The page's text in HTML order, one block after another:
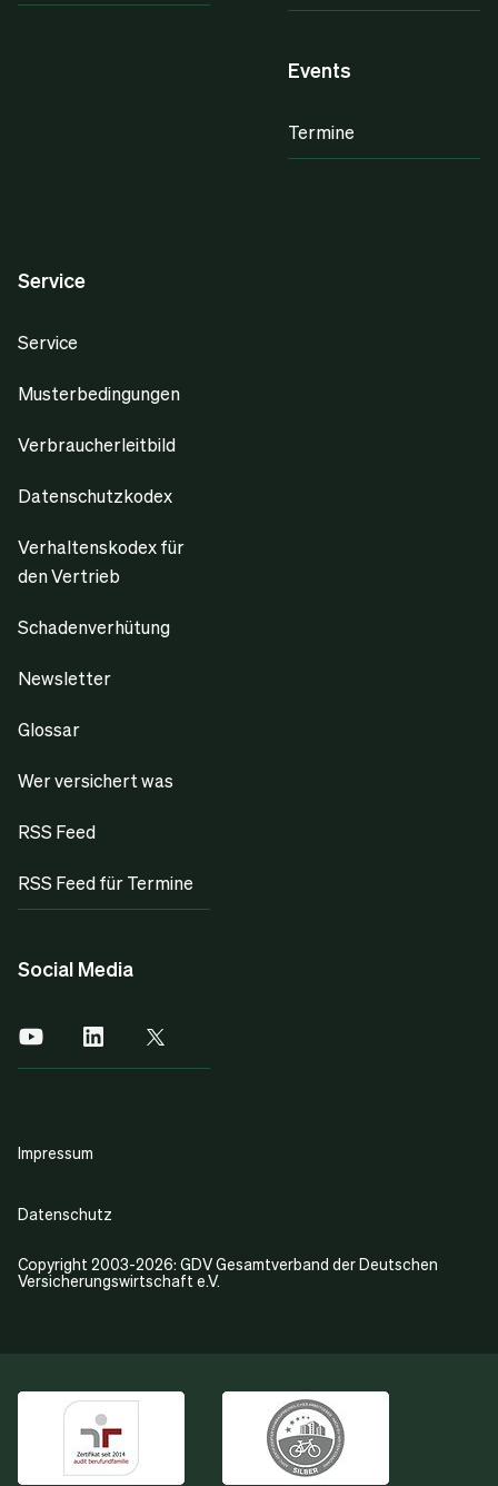
Events
Termine
Service
Service
Musterbedingungen
Verbraucherleitbild
Datenschutzkodex
Verhaltenskodex für
den Vertrieb
Schadenverhütung
Newsletter
Glossar
Wer versichert was
RSS Feed
RSS Feed für Termine
Social Media
Copyright 2003-2026: GDV Gesamtverband der Deutschen
Versicherungswirtschaft e.V.
Impressum
Datenschutz